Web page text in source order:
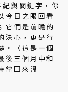
紀與關鍵字，你
今日之眼回看
它們是前瞻的
決心，更是行
。〈這是一個
後三個月中和
常回來溫